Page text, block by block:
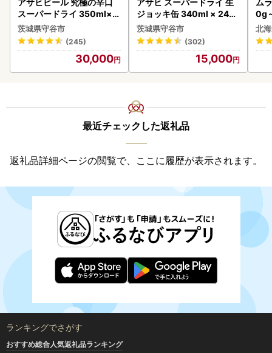
アサヒビール 究極の辛口
スーパードライ 350ml×4
8本 ビール
茨城県守谷市
(245)
30,000
アサヒ スーパードライ 生
ジョッキ缶 340ml × 24本
(1ケース) ＜茨城工場＞ 缶
ビール お酒 Asahi 守谷市
茨城県守谷市
(302)
15,000
ム
0g
北
最近チェックした返礼品
返礼品詳細ページの閲覧で、ここに履歴が表示されます。
ランキングでさがす
おすすめ総合人気返礼品ランキング